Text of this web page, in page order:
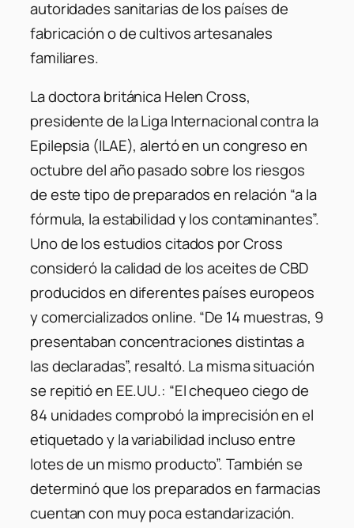
autoridades sanitarias de los países de
fabricación o de cultivos artesanales
familiares.
La doctora británica Helen Cross,
presidente de la Liga Internacional contra la
Epilepsia (ILAE), alertó en un congreso en
octubre del año pasado sobre los riesgos
de este tipo de preparados en relación “a la
fórmula, la estabilidad y los contaminantes”.
Uno de los estudios citados por Cross
consideró la calidad de los aceites de CBD
producidos en diferentes países europeos
y comercializados online. “De 14 muestras, 9
presentaban concentraciones distintas a
las declaradas”, resaltó. La misma situación
se repitió en EE.UU.: “El chequeo ciego de
84 unidades comprobó la imprecisión en el
etiquetado y la variabilidad incluso entre
lotes de un mismo producto”. También se
determinó que los preparados en farmacias
cuentan con muy poca estandarización.